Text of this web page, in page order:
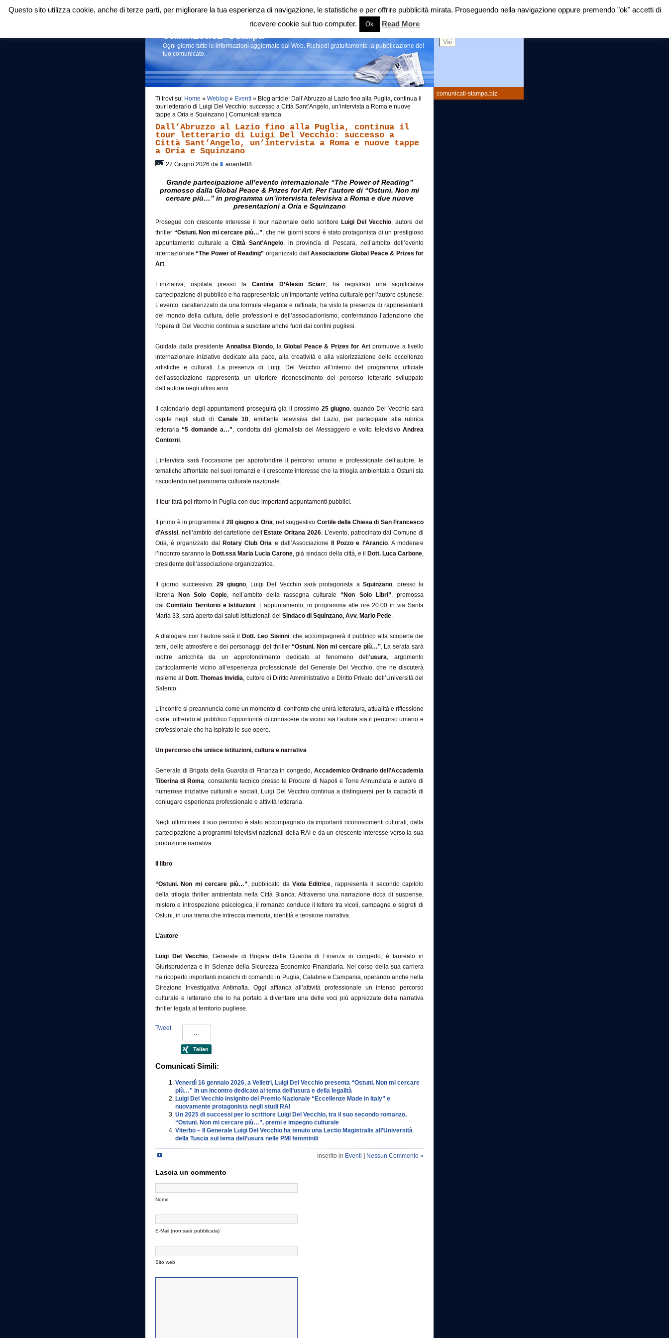
comunicati-stampa.biz
Login |RSS |
Comunicati stampa
Ogni giorno tutte le informazioni aggiornate dal Web. Richiedi gratuitamente la pubblicazione del
tuo comunicato.
Ti trovi su: Home » Weblog » Eventi » Blog article: Dall’Abruzzo al Lazio fino alla Puglia, continua il
tour letterario di Luigi Del Vecchio: successo a Città Sant’Angelo, un’intervista a Roma e nuove
tappe a Oria e Squinzano | Comunicati stampa
Dall’Abruzzo al Lazio fino alla Puglia, continua il
tour letterario di Luigi Del Vecchio: successo a
Città Sant’Angelo, un’intervista a Roma e nuove tappe
a Oria e Squinzano
27 Giugno 2026 da anarde88
Grande partecipazione all’evento internazionale “The Power of Reading”
promosso dalla Global Peace & Prizes for Art. Per l’autore di “Ostuni. Non mi
cercare più…” in programma un’intervista televisiva a Roma e due nuove
presentazioni a Oria e Squinzano
Prosegue con crescente interesse il tour nazionale dello scrittore Luigi Del Vecchio, autore del
thriller “Ostuni. Non mi cercare più…”, che nei giorni scorsi è stato protagonista di un prestigioso
appuntamento culturale a Città Sant’Angelo, in provincia di Pescara, nell’ambito dell’evento
internazionale“The Power of Reading” organizzato dall’Associazione Global Peace & Prizes for
Art.
L’iniziativa, ospitata presso la Cantina D’Alesio Sciarr, ha registrato una significativa
partecipazione di pubblico e ha rappresentato un’importante vetrina culturale per l’autore ostunese.
L’evento, caratterizzato da una formula elegante e raffinata, ha visto la presenza di rappresentanti
del mondo della cultura, delle professioni e dell’associazionismo, confermando l’attenzione che
l’opera di Del Vecchio continua a suscitare anche fuori dai confini pugliesi.
Guidata dalla presidente Annalisa Biondo, la Global Peace & Prizes for Artpromuove a livello
internazionale iniziative dedicate alla pace, alla creatività e alla valorizzazione delle eccellenze
artistiche e culturali. La presenza di Luigi Del Vecchio all’interno del programma ufficiale
dell’associazione rappresenta un ulteriore riconoscimento del percorso letterario sviluppato
dall’autore negli ultimi anni.
Il calendario degli appuntamenti proseguirà già il prossimo 25 giugno, quando Del Vecchio sarà
ospite negli studi di Canale 10, emittente televisiva del Lazio, per partecipare alla rubrica
letteraria“5 domande a…”, condotta dal giornalista delMessaggero e volto televisivoAndrea
Contorni.
L’intervista sarà l’occasione per approfondire il percorso umano e professionale dell’autore, le
tematiche affrontate nei suoi romanzi e il crescente interesse che la trilogia ambientata a Ostuni sta
riscuotendo nel panorama culturale nazionale.
Il tour farà poi ritorno in Puglia con due importanti appuntamenti pubblici.
Il primo è in programma il 28 giugno a Oria, nel suggestivo Cortile della Chiesa di San Francesco
d’Assisi, nell’ambito del cartellone dell’Estate Oritana 2026. L’evento, patrocinato dal Comune di
Oria, è organizzato dal Rotary Club Oria e dall’Associazione Il Pozzo e l’Arancio. A moderare
l’incontro saranno laDott.ssa Maria Lucia Carone, già sindaco della città, e il Dott. Luca Carbone,
presidente dell’associazione organizzatrice.
Il giorno successivo,29 giugno, Luigi Del Vecchio sarà protagonista aSquinzano, presso la
libreriaNon Solo Copie, nell’ambito della rassegna culturale“Non Solo Libri”, promossa
dal Comitato Territorio e Istituzioni. L’appuntamento, in programma alle ore 20.00 in via Santa
Maria 33, sarà aperto dai saluti istituzionali del Sindaco di Squinzano, Avv. Mario Pede.
A dialogare con l’autore sarà ilDott. Leo Sisinni, che accompagnerà il pubblico alla scoperta dei
temi, delle atmosfere e dei personaggi del thriller“Ostuni. Non mi cercare più…”. La serata sarà
inoltre arricchita da un approfondimento dedicato al fenomeno dell’usura, argomento
particolarmente vicino all’esperienza professionale del Generale Del Vecchio, che ne discuterà
insieme al Dott. Thomas Invidia, cultore di Diritto Amministrativo e Diritto Privato dell’Università del
Salento.
L’incontro si preannuncia come un momento di confronto che unirà letteratura, attualità e riflessione
civile, offrendo al pubblico l’opportunità di conoscere da vicino sia l’autore sia il percorso umano e
professionale che ha ispirato le sue opere.
Un percorso che unisce istituzioni, cultura e narrativa
Generale di Brigata della Guardia di Finanza in congedo, Accademico Ordinario dell’Accademia
Tiberina di Roma, consulente tecnico presso le Procure di Napoli e Torre Annunziata e autore di
numerose iniziative culturali e sociali, Luigi Del Vecchio continua a distinguersi per la capacità di
coniugare esperienza professionale e attività letteraria.
Negli ultimi mesi il suo percorso è stato accompagnato da importanti riconoscimenti culturali, dalla
partecipazione a programmi televisivi nazionali della RAI e da un crescente interesse verso la sua
produzione narrativa.
Il libro
“Ostuni. Non mi cercare più…”, pubblicato da Viola Editrice, rappresenta il secondo capitolo
della trilogia thriller ambientata nella Città Bianca. Attraverso una narrazione ricca di suspense,
mistero e introspezione psicologica, il romanzo conduce il lettore tra vicoli, campagne e segreti di
Ostuni, in una trama che intreccia memoria, identità e tensione narrativa.
L’autore
Luigi Del Vecchio, Generale di Brigata della Guardia di Finanza in congedo, è laureato in
Giurisprudenza e in Scienze della Sicurezza Economico-Finanziaria. Nel corso della sua carriera
ha ricoperto importanti incarichi di comando in Puglia, Calabria e Campania, operando anche nella
Direzione Investigativa Antimafia. Oggi affianca all’attività professionale un intenso percorso
culturale e letterario che lo ha portato a diventare una delle voci più apprezzate della narrativa
thriller legata al territorio pugliese.
Tweet
Comunicati Simili:
Venerdì 16 gennaio 2026, a Velletri, Luigi Del Vecchio presenta “Ostuni. Non mi cercare
più…” in un incontro dedicato al tema dell’usura e della legalità
Luigi Del Vecchio insignito del Premio Nazionale “Eccellenze Made in Italy” e
nuovamente protagonista negli studi RAI
Un 2025 di successi per lo scrittore Luigi Del Vecchio, tra il suo secondo romanzo,
“Ostuni. Non mi cercare più…”, premi e impegno culturale
Viterbo – Il Generale Luigi Del Vecchio ha tenuto una Lectio Magistralis all’Università
della Tuscia sul tema dell’usura nelle PMI femminili
Inserito in Eventi Nessun Commento »
Lascia un commento
Nome
E-Mail (non sarà pubblicata)
Sito web
Questo sito utilizza cookie, anche di terze parti, per migliorare la tua esperienza di navigazione, le statistiche e per offrire pubblicità mirata. Proseguendo nella navigazione oppure premendo "ok" accetti di
ricevere cookie sul tuo computer.
Ok Read More